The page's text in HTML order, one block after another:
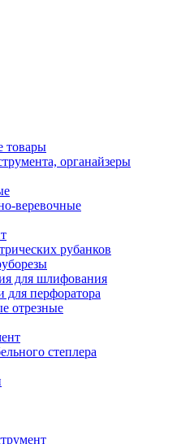
товары
органайзеры
веревочные
рубанков
для шлифования
для перфоратора
отрезные
степлера